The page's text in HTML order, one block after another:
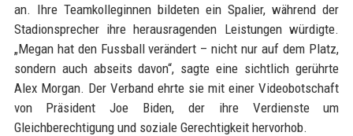
an. Ihre Teamkolleginnen bildeten ein Spalier, während der
Stadionsprecher ihre herausragenden Leistungen würdigte.
„Megan hat den Fussball verändert – nicht nur auf dem Platz,
sondern auch abseits davon“, sagte eine sichtlich gerührte
Alex Morgan. Der Verband ehrte sie mit einer Videobotschaft
von Präsident Joe Biden, der ihre Verdienste um
Gleichberechtigung und soziale Gerechtigkeit hervorhob.